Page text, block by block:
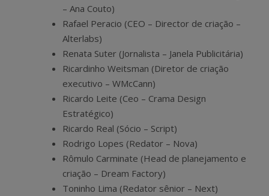
– Ana Couto)
Rafael Peracio (CEO – Director de criação –
Alterlabs)
Renata Suter (Jornalista – Janela Publicitária)
Ricardinho Weitsman (Diretor de criação
executivo – WMcCann)
Ricardo Leite (Ceo – Crama Design
Estratégico)
Ricardo Real (Sócio – Script)
Rodrigo Lopes (Redator – Nova)
Rômulo Carminate (Head de planejamento e
criação – Dream Factory)
Toninho Lima (Redator sênior – Next)